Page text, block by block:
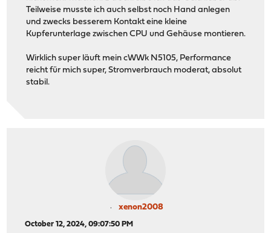
Teilweise musste ich auch selbst noch Hand anlegen
und zwecks besserem Kontakt eine kleine
Kupferunterlage zwischen CPU und Gehäuse montieren.
Wirklich super läuft mein cWWk N5105, Performance
reicht für mich super, Stromverbrauch moderat, absolut
stabil.
xenon2008
October 12, 2024, 09:07:50 PM